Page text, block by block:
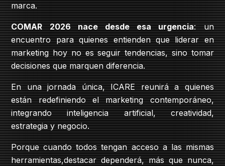
marca.
COMAR 2026 nace desde esa urgencia: un
encuentro para quienes entienden que liderar en
marketing hoy no es seguir tendencias, sino tomar
decisiones que marquen diferencia.
En una jornada única, ICARE reunirá a quienes
están redefiniendo el marketing contemporáneo,
integrando inteligencia artificial, creatividad,
estrategia y negocio.
Porque cuando todos tengan acceso a las mismas
herramientas,destacar dependerá, más que nunca,